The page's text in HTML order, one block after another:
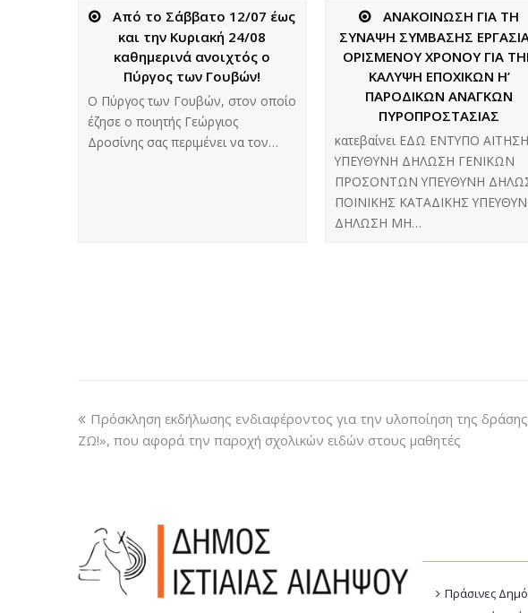
Από το Σάββατο 12/07 έως
και την Κυριακή 24/08
καθημερινά ανοιχτός ο
Πύργος των Γουβών!
Ο Πύργος των Γουβών, στον οποίο
έζησε ο ποιητής Γεώργιος
Δροσίνης σας περιμένει να τον…
ΑΝΑΚΟΙΝΩΣΗ ΓΙΑ ΤΗ
ΣΥΝΑΨΗ ΣΥΜΒΑΣΗΣ
ΟΡΙΣΜΕΝΟΥ ΧΡΟΝΟΥ ΓΙΑ
ΚΑΛΥΨΗ ΕΠΟΧΙΚΩΝ Η’
ΠΑΡΟΔΙΚΩΝ ΑΝΑΓΚΩΝ
ΠΥΡΟΠΡΟΣΤΑΣΙΑΣ
κατεβαίνει ΕΔΩ ΕΝΤΥΠΟ
ΥΠΕΥΘΥΝΗ ΔΗΛΩΣΗ ΓΕΝΙΚΩΝ
ΠΡΟΣΟΝΤΩΝ ΥΠΕΥΘΥΝΗ
ΠΟΙΝΙΚΗΣ ΚΑΤΑΔΙΚΗΣ
ΔΗΛΩΣΗ ΜΗ…
Πρόσκληση εκδήλωσης ενδιαφέροντος για την υλοποίηση της
ΖΩ!», που αφορά την παροχή σχολικών ειδών στους μαθητές
Πράσινες